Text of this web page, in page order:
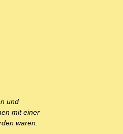
und
mit einer
waren.